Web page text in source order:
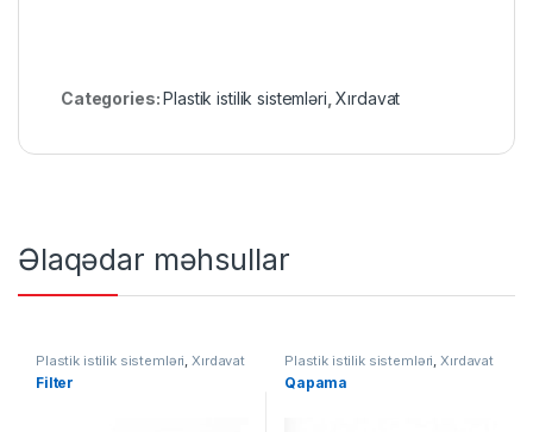
Categories:Plastik istilik sistemləri ,Xırdavat
Əlaqədar məhsullar
Plastik istilik sistemləri,Xırdavat
Filter
Plastik istilik sistemləri,Xırdavat
Qapama